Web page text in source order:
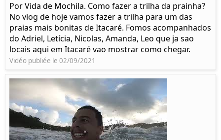
Por Vida de Mochila. Como fazer a trilha da prainha?
No vlog de hoje vamos fazer a trilha para um das
praias mais bonitas de Itacaré. Fomos acompanhados
do Adriel, Letícia, Nicolas, Amanda, Leo que ja sao
locais aqui em Itacaré vao mostrar como chegar.
Vidéo publiée le 02/09/2021